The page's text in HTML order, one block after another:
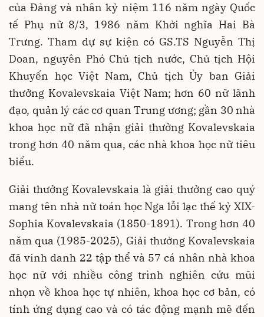
của Đảng và nhân kỷ niệm 116 năm ngày Quốc
tế Phụ nữ 8/3, 1986 năm Khởi nghĩa Hai Bà
Trưng. Tham dự sự kiện có GS.TS Nguyễn Thị
Doan, nguyên Phó Chủ tịch nước, Chủ tịch Hội
Khuyến học Việt Nam, Chủ tịch Ủy ban Giải
thưởng Kovalevskaia Việt Nam; hơn 60 nữ lãnh
đạo, quản lý các cơ quan Trung ương; gần 30 nhà
khoa học nữ đã nhận giải thưởng Kovalevskaia
trong hơn 40 năm qua, các nhà khoa học nữ tiêu
biểu.
Giải thưởng Kovalevskaia là giải thưởng cao quý
mang tên nhà nữ toán học Nga lỗi lạc thế kỷ XIX-
Sophia Kovalevskaia (1850-1891). Trong hơn 40
năm qua (1985-2025), Giải thưởng Kovalevskaia
đã vinh danh 22 tập thể và 57 cá nhân nhà khoa
học nữ với nhiều công trình nghiên cứu mũi
nhọn về khoa học tự nhiên, khoa học cơ bản, có
tính ứng dụng cao và có tác động mạnh mẽ đến